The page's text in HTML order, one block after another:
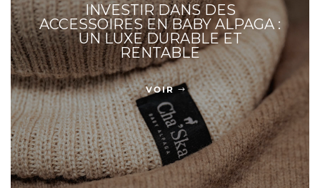
INVESTIR DANS DES
ACCESSOIRES EN BABY ALPAGA :
UN LUXE DURABLE ET
RENTABLE
VOIR